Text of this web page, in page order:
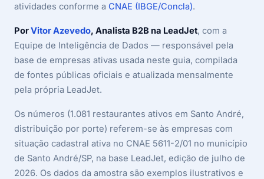
atividades conforme a CNAE (IBGE/Concla).
PorVitor Azevedo, Analista B2B na LeadJet, com a
Equipe de Inteligência de Dados — responsável pela
base de empresas ativas usada neste guia, compilada
de fontes públicas oficiais e atualizada mensalmente
pela própria LeadJet.
Os números (1.081 restaurantes ativos em Santo André,
distribuição por porte) referem-se às empresas com
situação cadastral ativa no CNAE 5611-2/01 no município
de Santo André/SP, na base LeadJet, edição de julho de
2026. Os dados da amostra são exemplos ilustrativos e